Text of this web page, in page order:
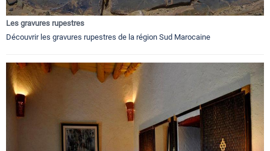
Les gravures rupestres
Découvrir les gravures rupestres de la région Sud Marocaine